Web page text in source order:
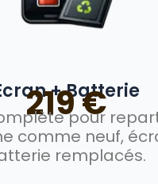
+ Batterie
219 €
pour
comme neuf,
remplacés.